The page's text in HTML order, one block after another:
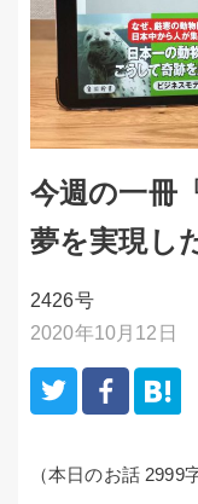
今週の一冊
夢を実現し
2426号
2020年10月12日
（本日のお話 2999